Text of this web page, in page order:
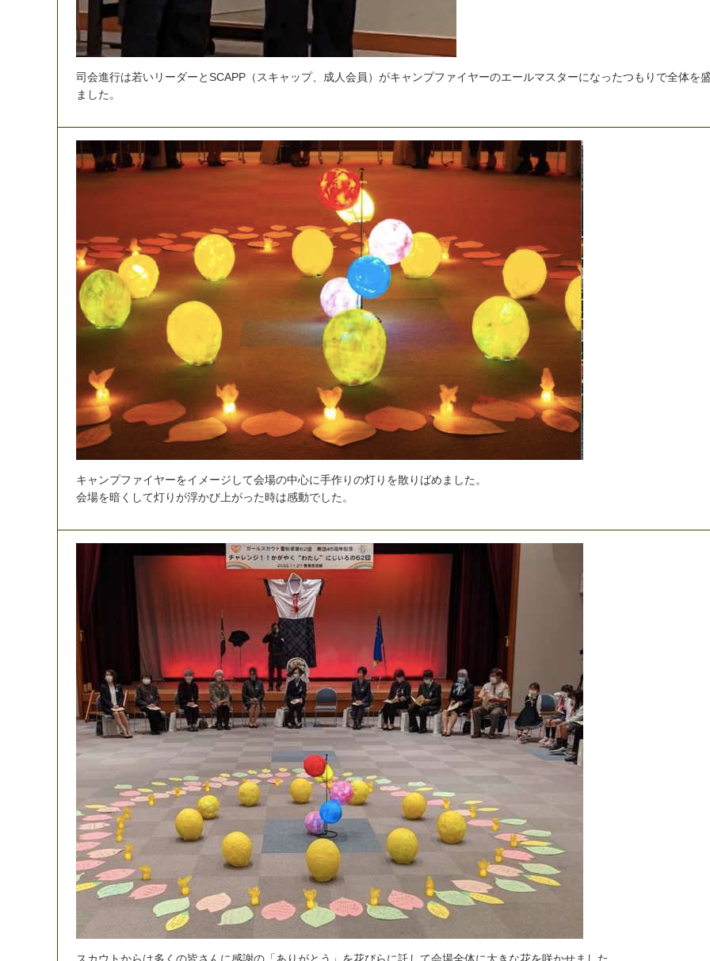
司会進行は若いリ ーダーとSCAPP （スキャ ップ、 成人会員 ） がキャ ンプフ ァイヤーのエールマス ターになったつも り で全体を盛
ま した。
キャ ンプフ ァイヤーをイ メージ して会場の中心に手作りの灯り を散 り ばめま した。
会場を暗く して灯りが浮かび上がった時は感動でした。